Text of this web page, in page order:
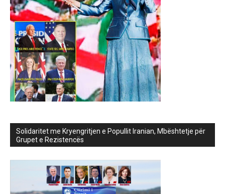
Solidaritet me Kryengritjen e Popullit Iranian, Mbështetje për
Grupet e Rezistencës